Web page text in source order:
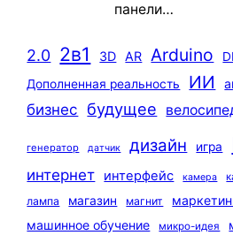
панели…
2.0 2в1 3D AR Arduino
Дополненная реальность ИИ
бизнес будущее
генератор датчик дизайн игра
интернет интерфейс камера
лампа
магазин магнит
машинное обучение
микро-идея